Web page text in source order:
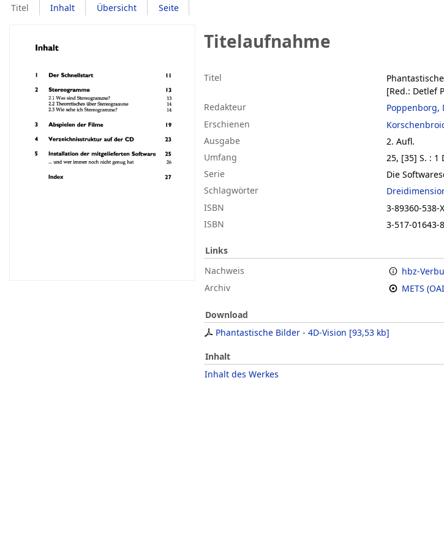
Titel Inhalt Übersicht Seite
Titelaufnahme
Titel
[Red.: Detlef
Redakteur
Poppenborg,
Erschienen
Ausgabe
2. Aufl.
Umfang
25, [35] S. : 1
Serie
Die
Schlagwörter
ISBN
3-89360-538-X
ISBN
3-517-01643-8
Links
Nachweis
hbz-
Archiv
METS
Download
Phantastische Bilder - 4D-Vision [93,53 kb]
Inhalt
Inhalt des Werkes